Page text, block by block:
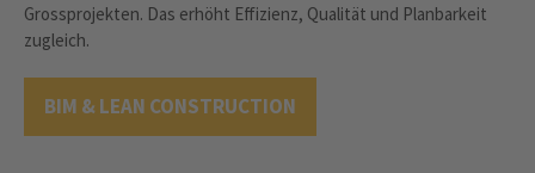
Grossprojekten. Das erhöht Effizienz, Qualität und Planbarkeit
zugleich.
BIM & LEAN CONSTRUCTION